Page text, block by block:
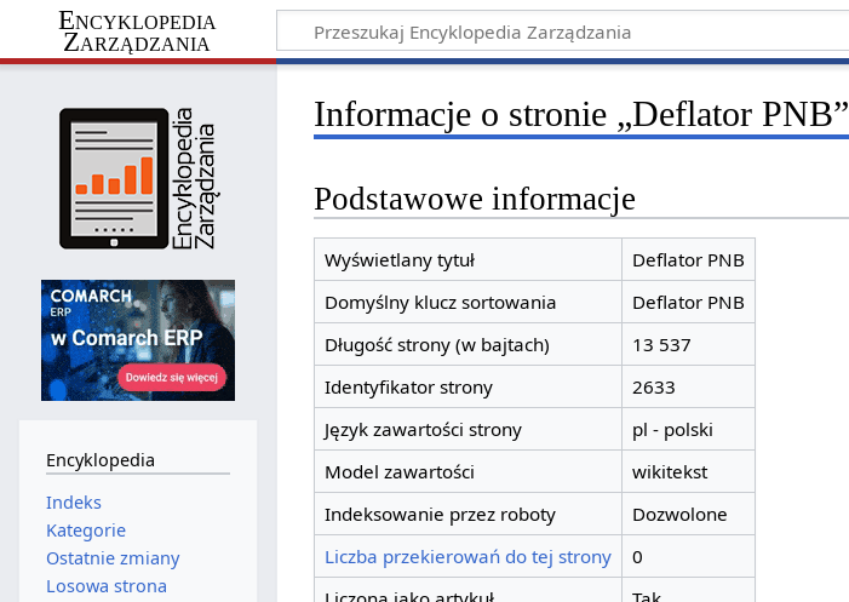
Encyklopedia
Zarządzania
Informacje o stronie „Deflator PNB”
Podstawowe informacje
Wyświetlany tytuł
Deflator PNB
Domyślny klucz sortowania
Deflator PNB
Długość strony (w bajtach)
13 537
Identyfikator strony
2633
Język zawartości strony
pl - polski
Model zawartości
wikitekst
Indeksowanie przez roboty
Dozwolone
Liczba przekierowań do tej strony
0
Encyklopedia
Indeks
Kategorie
Ostatnie zmiany
Losowa strona